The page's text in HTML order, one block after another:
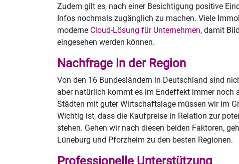
Zudem gilt es, nach einer Besichtigung positive
Infos nochmals zugänglich zu machen. Viele
moderne Cloud-Lösung für Unternehmen, damit
eingesehen werden können.
Nachfrage in der Region
Von den 16 Bundesländern in Deutschland sind
aber natürlich kommt es im Endeffekt immer noch
Städten mit guter Wirtschaftslage müssen wir im
Wichtig ist, dass die Kaufpreise in Relation zur
stehen. Gehen wir nach diesen beiden Faktoren,
Lüneburg und Pforzheim zu den besten Regionen.
Professionelle Unterstützung